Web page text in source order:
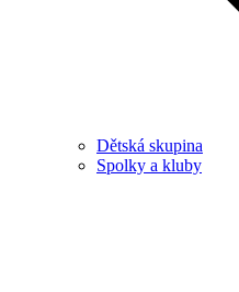
Dětská skupina
Spolky a kluby